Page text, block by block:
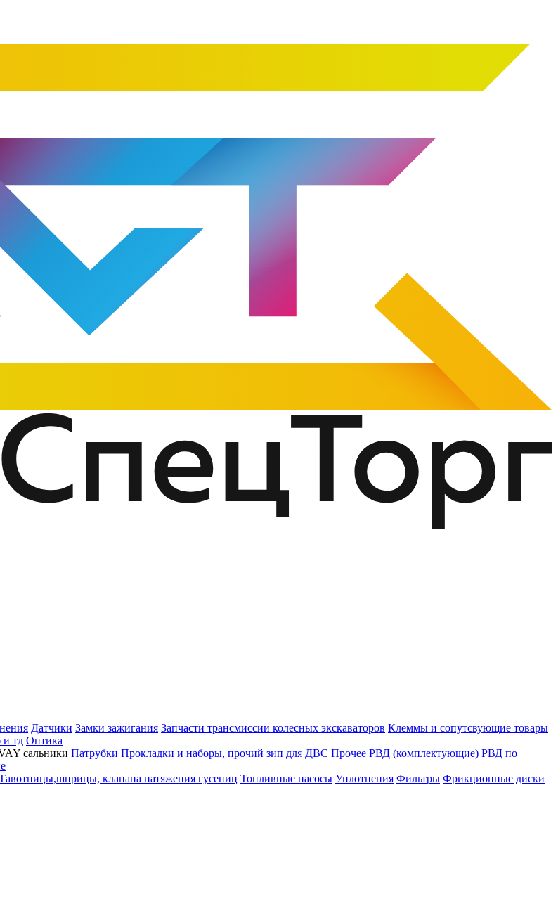
Датчики Замки зажигания Запчасти трансмиссии колесных экскаваторов Клеммы и сопутсвующие товары
и тд Оптика
сальники Патрубки Прокладки и наборы, прочий зип для ДВС Прочее РВД (комплектующие) РВД по
клапана натяжения гусениц Топливные насосы Уплотнения Фильтры Фрикционные диски